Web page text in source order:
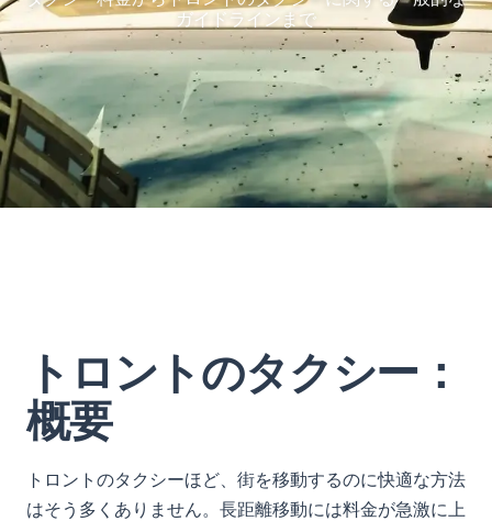
ガイドラインまで
トロントのタクシー：
概要
トロントのタクシーほど、街を移動するのに快適な方法
はそう多くありません。長距離移動には料金が急激に上